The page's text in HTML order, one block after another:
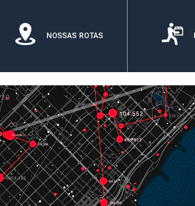
NOSSAS ROTAS